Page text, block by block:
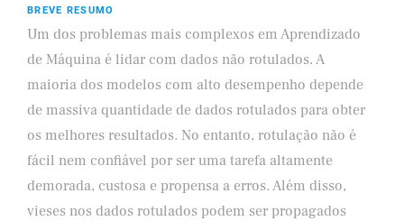
BREVE RESUMO
Um dos problemas mais complexos em Aprendizado
de Máquina é lidar com dados não rotulados. A
maioria dos modelos com alto desempenho depende
de massiva quantidade de dados rotulados para obter
os melhores resultados. No entanto, rotulação não é
fácil nem confiável por ser uma tarefa altamente
demorada, custosa e propensa a erros. Além disso,
vieses nos dados rotulados podem ser propagados